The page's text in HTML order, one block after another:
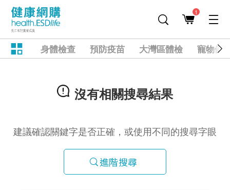
1
身體檢查 預防疫苗 大灣區體檢 寵物健
沒有相關搜尋結果
建議確認關鍵字是否正確，或使用不同的搜尋字眼
進階搜尋